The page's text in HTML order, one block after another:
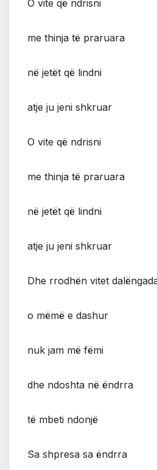
O vite që ndrisni
me thinja të praruara
në jetët që lindni
atje ju jeni shkruar
O vite që ndrisni
me thinja të praruara
në jetët që lindni
atje ju jeni shkruar
Dhe rrodhën vitet
o mëmë e dashur
nuk jam më fëmi
dhe ndoshta në ëndrra
të mbeti ndonjë
Sa shpresa sa ëndrra